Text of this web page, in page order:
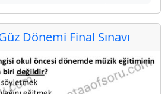
Dönemi Final Sınavı